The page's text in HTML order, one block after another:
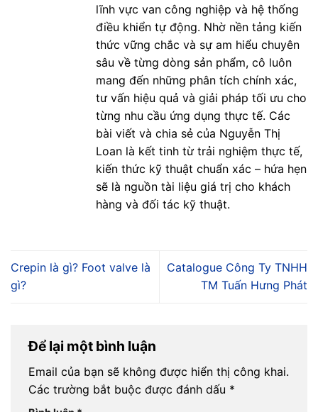
lĩnh vực van công nghiệp và hệ thống
điều khiển tự động. Nhờ nền tảng kiến
thức vững chắc và sự am hiểu chuyên
sâu về từng dòng sản phẩm, cô luôn
mang đến những phân tích chính xác,
tư vấn hiệu quả và giải pháp tối ưu cho
từng nhu cầu ứng dụng thực tế. Các
bài viết và chia sẻ của Nguyễn Thị
Loan là kết tinh từ trải nghiệm thực tế,
kiến thức kỹ thuật chuẩn xác – hứa hẹn
sẽ là nguồn tài liệu giá trị cho khách
hàng và đối tác kỹ thuật.
Crepin là gì? Foot valve là
gì?
Catalogue Công Ty TNHH
TM Tuấn Hưng Phát
Để lại một bình luận
Email của bạn sẽ không được hiển thị công khai.
Các trường bắt buộc được đánh dấu *